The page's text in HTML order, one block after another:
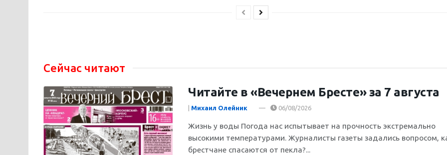
Сейчас читают
Читайте в «Вечернем Бресте» за 7 августа
Михаил Олейник 06/08/2026
Жизнь у воды Погода нас испытывает на прочность экстремально
высокими температурами. Журналисты газеты задались вопросом,
брестчане спасаются от пекла?...